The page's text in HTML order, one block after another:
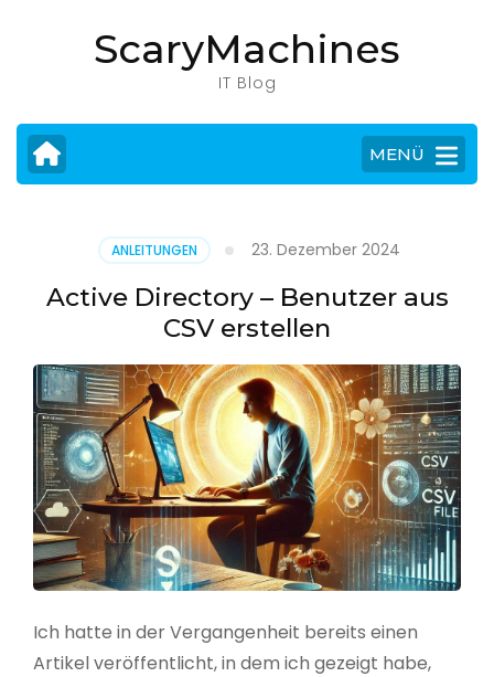
drücken)
ScaryMachines
IT Blog
MENÜ
ANLEITUNGEN 23. Dezember 2024
Active Directory – Benutzer aus
CSV erstellen
Ich hatte in der Vergangenheit bereits einen
Artikel veröffentlicht, in dem ich gezeigt habe,